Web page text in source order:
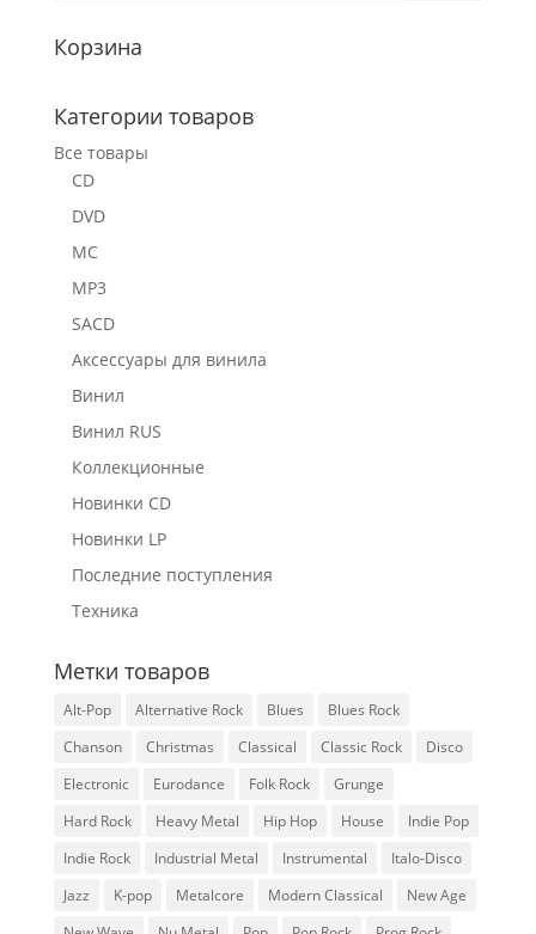
Корзина
Категории товаров
Все товары
CD
DVD
MC
MP3
SACD
Аксессуары для винила
Винил
Винил RUS
Коллекционные
Новинки CD
Новинки LP
Последние поступления
Техника
Метки товаров
Alt-Pop Alternative Rock Blues
Blues Rock
Chanson
Christmas Classical Classic Rock
Disco
Electronic
Eurodance Folk Rock
Grunge
Hard Rock
Heavy Metal Hip Hop House
Indie Pop
Indie Rock
Industrial Metal Instrumental
Italo-Disco
Jazz
K-pop Metalcore Modern Classical
New Age